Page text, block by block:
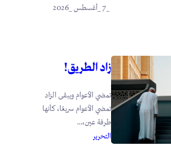
زاد الطريق!
تمضي الأعوام ويبقى الزاد
تمضي الأعوام سريعًا، كأنها
طرفة عين،...
التحرير